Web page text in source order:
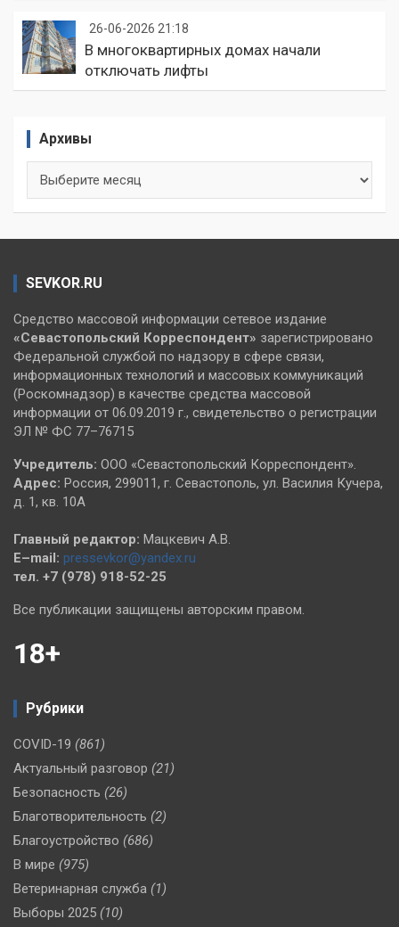
26-06-2026 21:18
В многоквартирных домах начали
отключать лифты
Архивы
SEVKOR.RU
Средство массовой информации сетевое издание
«Севастопольский Корреспондент» зарегистрировано
Федеральной службой по надзору в сфере связи,
информационных технологий и массовых коммуникаций
(Роскомнадзор) в качестве средства массовой
информации от 06.09.2019 г., свидетельство о регистрации
ЭЛ № ФС 77–76715
Учредитель: ООО «Севастопольский Корреспондент».
Адрес: Россия, 299011, г. Севастополь, ул. Василия Кучера,
д. 1, кв. 10А
Главный редактор: Мацкевич А.В.
E–mail: pressevkor@yandex.ru
тел. +7 (978) 918-52-25
Все публикации защищены авторским правом.
18+
Рубрики
COVID-19 (861)
Актуальный разговор (21)
Безопасность (26)
Благотворительность (2)
Благоустройство (686)
В мире (975)
Ветеринарная служба (1)
Выборы 2025 (10)